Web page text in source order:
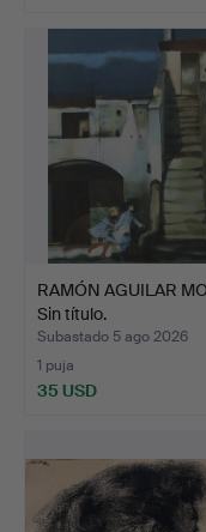
RAMÓN AGUILAR
Sin título.
Subastado 5 ago 2026
1 puja
35 USD